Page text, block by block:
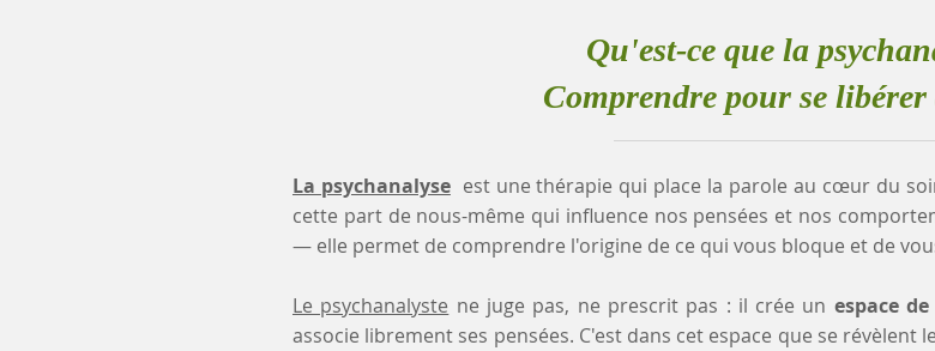
Qu'est-ce que la
Comprendre pour se
La psychanalyse est une thérapie qui place la parole au cœur du
cette part de nous-même qui influence nos pensées et nos
— elle permet de comprendre l'origine de ce qui vous bloque et de
Le psychanalyste ne juge pas, ne prescrit pas : il crée un espace
associe librement ses pensées. C'est dans cet espace que se révèlent